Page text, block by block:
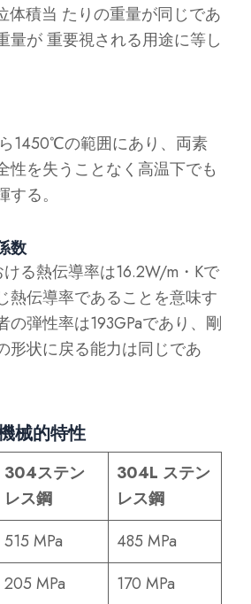
体積当 たりの重量が同じであ
量が 重要視される用途に等し
1450℃の範囲にあり、両素
性を失うことなく高温下でも
る。
数
る熱伝導率は16.2W/m・Kで
熱伝導率であることを意味す
の弾性率は193GPaであり、剛
形状に戻る能力は同じであ
械的特性
304ステン
レス鋼
304L ステン
レス鋼
515 MPa
485 MPa
205 MPa
170 MPa